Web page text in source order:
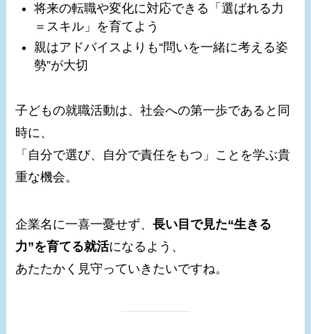
将来の転職や変化に対応できる「選ばれる力
＝スキル」を育てよう
親はアドバイスよりも“問いを一緒に考える姿
勢”が大切
子どもの就職活動は、社会への第一歩であると同
時に、
「自分で選び、自分で責任をもつ」ことを学ぶ貴
重な機会。
企業名に一喜一憂せず、長い目で見た“生きる
力”を育てる就活になるよう、
あたたかく見守っていきたいですね。